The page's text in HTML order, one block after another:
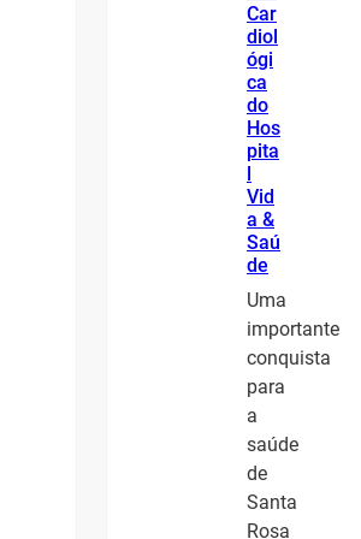
Car
diol
ógi
ca
do
Hos
pita
l
Vid
a &
Saú
de
Uma
importante
conquista
para
a
saúde
de
Santa
Rosa